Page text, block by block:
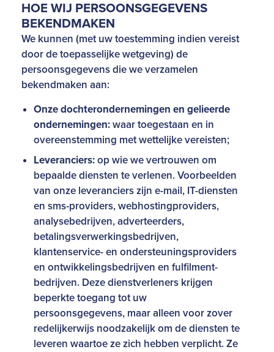
HOE WIJ PERSOONSGEGEVENS
BEKENDMAKEN
We kunnen (met uw toestemming indien vereist
door de toepasselijke wetgeving) de
persoonsgegevens die we verzamelen
bekendmaken aan:
Onzedochterondernemingen en gelieerde
ondernemingen:waar toegestaan en in
overeenstemming met wettelijke vereisten;
Leveranciers:op wie we vertrouwen om
bepaalde diensten te verlenen. Voorbeelden
van onze leveranciers zijn e-mail, IT-diensten
en sms-providers, webhostingproviders,
analysebedrijven, adverteerders,
betalingsverwerkingsbedrijven,
klantenservice- en ondersteuningsproviders
en ontwikkelingsbedrijven en fulfilment-
bedrijven. Deze dienstverleners krijgen
beperkte toegang tot uw
persoonsgegevens, maar alleen voor zover
redelijkerwijs noodzakelijk om de diensten te
leveren waartoe ze zich hebben verplicht. Ze